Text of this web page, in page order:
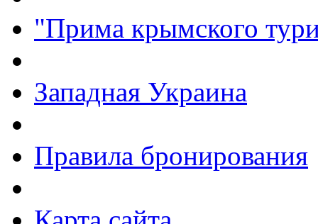
"Прима крымского
Западная Украина
Правила бронирования